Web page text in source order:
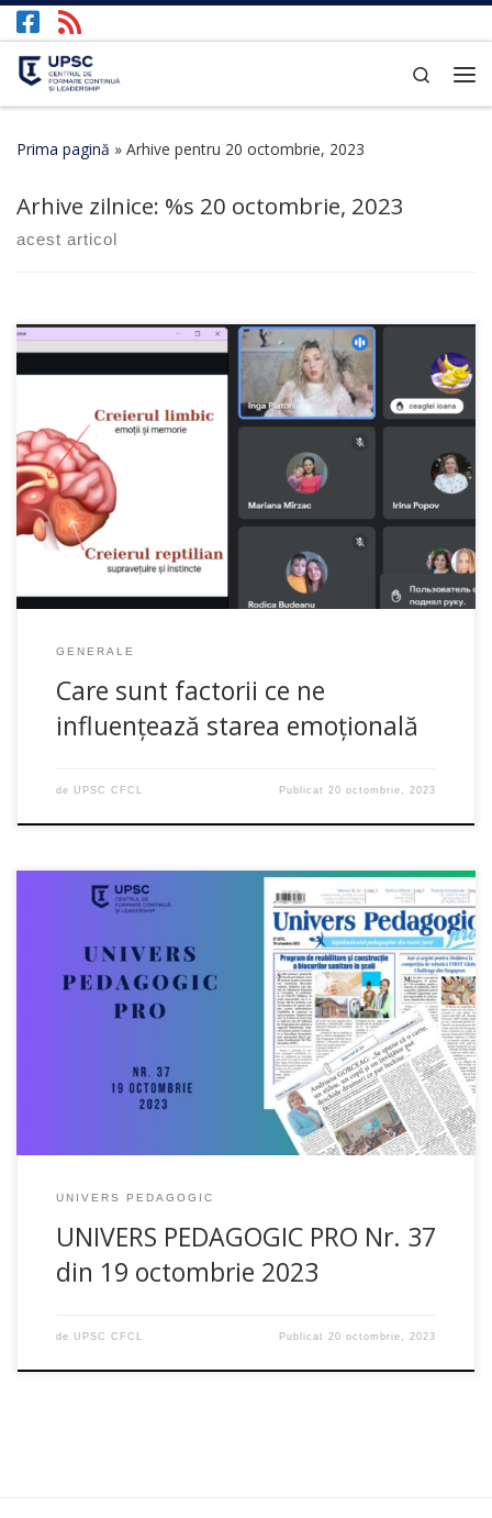
Afișează întregul conținut
Search
Prima pagină » Arhive pentru 20 octombrie, 2023
Arhive zilnice: %s 20 octombrie, 2023
acest articol
Departamentul Educația adulților și Dezvoltare personală din
cadrul Centrului de Formare Continuă și Leadership al
Universității Pedagogice de Stat „Ion Creangă”, a lansat cu
succes […]
GENERALE
Care sunt factorii ce ne
influențează starea emoțională
de UPSC CFCL Publicat20 octombrie, 2023
Dragi colegi, prieteni, cititori,ziarul pedagogilor din toată țara
revine în casele dvs.cu subiecte interesante și diverse!Nu
uitați, Centrul de Formare Continuă și Leadershipvă oferă
UNIVERS PEDAGOGIC
UNIVERS PEDAGOGIC PRO Nr. 37
din 19 octombrie 2023
de UPSC CFCL Publicat20 octombrie, 2023